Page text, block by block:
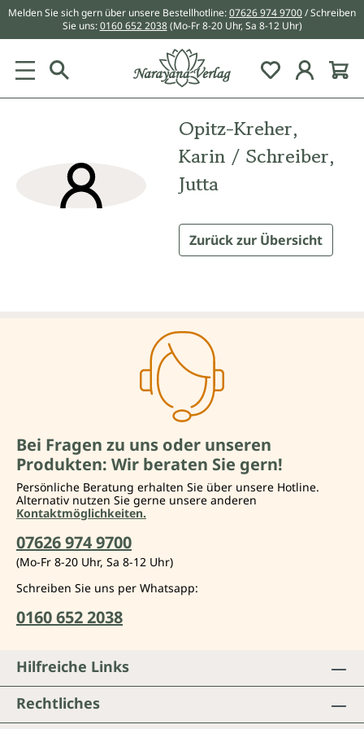
springen
Melden Sie sich gern über unsere Bestellhotline:07626 974 9700/ Schreiben
Sie uns:0160 652 2038 (Mo-Fr 8-20 Uhr, Sa 8-12 Uhr)
Du hast 0
Opitz-Kreher,
Karin / Schreiber,
Jutta
Zurück zur Übersicht
Bei Fragen zu uns oder unseren
Produkten: Wir beraten Sie gern!
Persönliche Beratung erhalten Sie über unsere Hotline.
Alternativ nutzen Sie gerne unsere anderen
Kontaktmöglichkeiten.
07626 974 9700
(Mo-Fr 8-20 Uhr, Sa 8-12 Uhr)
Schreiben Sie uns per Whatsapp:
0160 652 2038
Hilfreiche Links
Rechtliches